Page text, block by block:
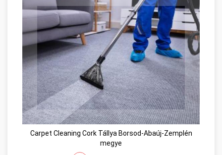
Carpet Cleaning Cork Tállya Borsod-Abaúj-Zemplén
megye